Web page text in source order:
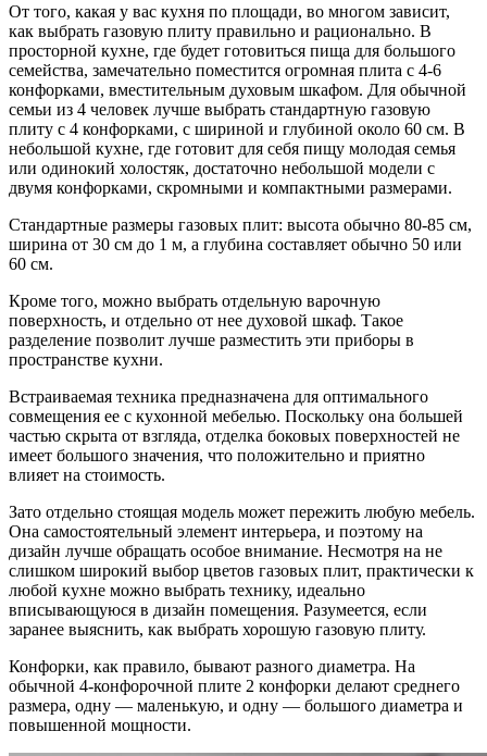
От того, какая у вас кухня по площади, во многом зависит,
как выбрать газовую плиту правильно и рационально. В
просторной кухне, где будет готовиться пища для большого
семейства, замечательно поместится огромная плита с 4-6
конфорками, вместительным духовым шкафом. Для обычной
семьи из 4 человек лучше выбрать стандартную газовую
плиту с 4 конфорками, с шириной и глубиной около 60 см. В
небольшой кухне, где готовит для себя пищу молодая семья
или одинокий холостяк, достаточно небольшой модели с
двумя конфорками, скромными и компактными размерами.
Стандартные размеры газовых плит: высота обычно 80-85 см,
ширина от 30 см до 1 м, а глубина составляет обычно 50 или
60 см.
Кроме того, можно выбрать отдельную варочную
поверхность, и отдельно от нее духовой шкаф. Такое
разделение позволит лучше разместить эти приборы в
пространстве кухни.
Встраиваемая техника предназначена для оптимального
совмещения ее с кухонной мебелью. Поскольку она большей
частью скрыта от взгляда, отделка боковых поверхностей не
имеет большого значения, что положительно и приятно
влияет на стоимость.
Зато отдельно стоящая модель может пережить любую мебель.
Она самостоятельный элемент интерьера, и поэтому на
дизайн лучше обращать особое внимание. Несмотря на не
слишком широкий выбор цветов газовых плит, практически к
любой кухне можно выбрать технику, идеально
вписывающуюся в дизайн помещения. Разумеется, если
заранее выяснить, как выбрать хорошую газовую плиту.
Конфорки, как правило, бывают разного диаметра. На
обычной 4-конфорочной плите 2 конфорки делают среднего
размера, одну — маленькую, и одну — большого диаметра и
повышенной мощности.